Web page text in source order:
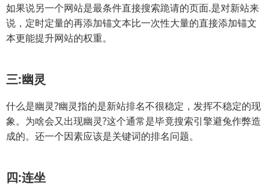
如果说另一个网站是最条件直接搜索跪请的页面.是对新站来
说，定时定量的再添加锚文本比一次性大量的直接添加锚文
本更能提升网站的权重。
三:幽灵
什么是幽灵?幽灵指的是新站排名不很稳定，发挥不稳定的现
象。为啥会又出现幽灵?这个通常是毕竟搜索引擎避兔作弊造
成的。还一个因素应该是关键词的排名问题。
四:连坐